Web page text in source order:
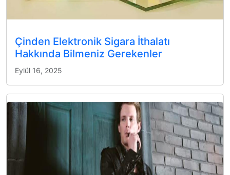
Çinden Elektronik Sigara İthalatı
Hakkında Bilmeniz Gerekenler
Eylül 16, 2025